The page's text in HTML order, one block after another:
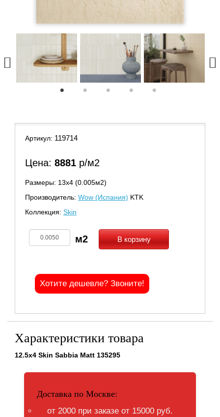
Артикул: 119714
Цена: 8881 р/м2
Размеры: 13х4 (0.005м2)
Производитель: Wow (Испания) KTK
Коллекция: Skin
В корзину
Хотите дешевле? Звоните!
Характеристики товара
12.5x4 Skin Sabbia Matt 135295
Доставка по Москве:
от 2000 при заказе от 15000 руб.